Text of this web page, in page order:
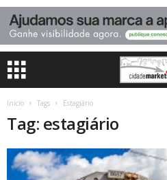
Início Tags Estagiário
Tag: estagiário